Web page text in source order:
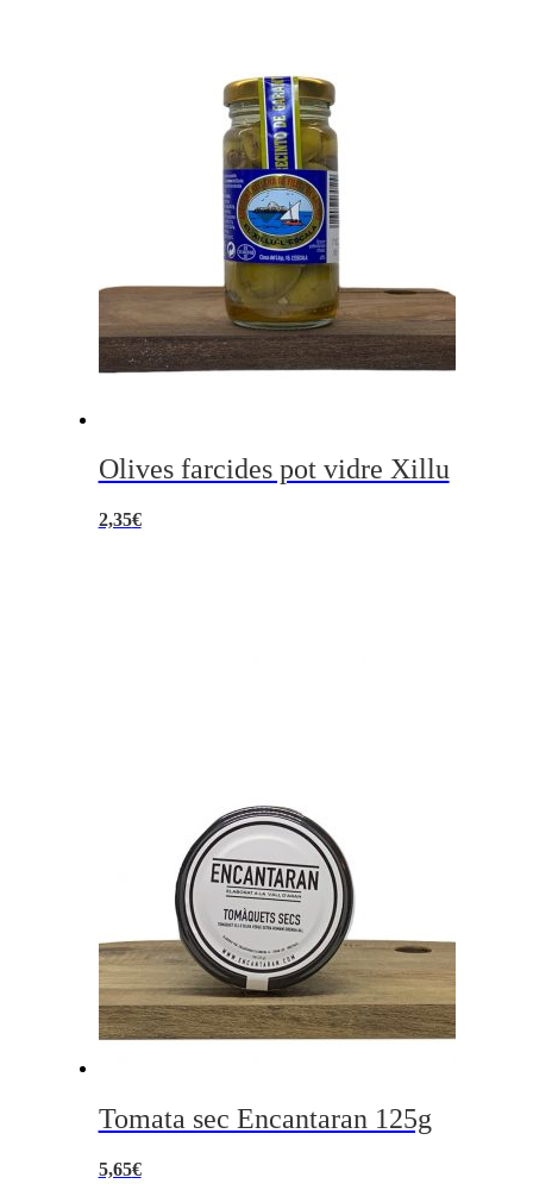
Olives farcides pot vidre Xillu
2,35€
Tomata sec Encantaran 125g
5,65€